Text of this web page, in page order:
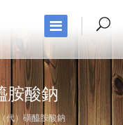
胺酸鈉
代）磺醯胺酸鈉